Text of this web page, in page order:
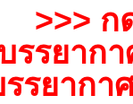
>>> ก
รรยาก
รยากา